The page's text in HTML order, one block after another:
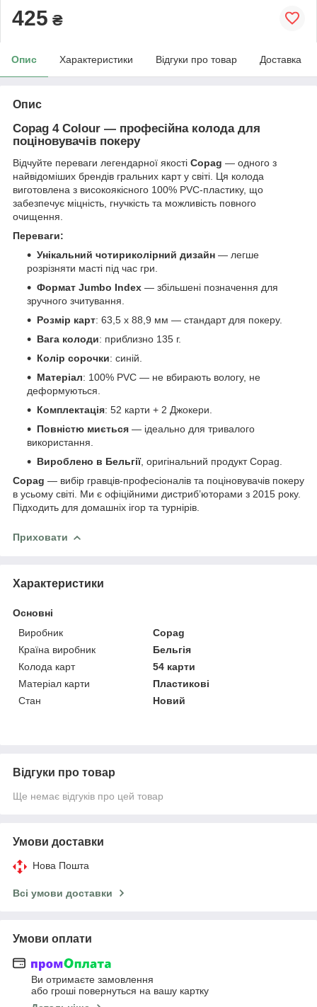
425 ₴
Опис Характеристики Відгуки про товар Доставка
Опис
Copag 4 Colour — професійна колода для
поціновувачів покеру
Відчуйте переваги легендарної якості Copag — одного з
найвідоміших брендів гральних карт у світі. Ця колода
виготовлена з високоякісного 100% PVC-пластику, що
забезпечує міцність, гнучкість та можливість повного
очищення.
Переваги:
Унікальний чотириколірний дизайн — легше
розрізняти масті під час гри.
Формат Jumbo Index — збільшені позначення для
зручного зчитування.
Розмір карт: 63,5 x 88,9 мм — стандарт для покеру.
Вага колоди: приблизно 135 г.
Колір сорочки: синій.
Матеріал: 100% PVC — не вбирають вологу, не
деформуються.
Комплектація: 52 карти + 2 Джокери.
Повністю миється — ідеально для тривалого
використання.
Вироблено в Бельгії, оригінальний продукт Copag.
Copag — вибір гравців-професіоналів та поціновувачів покеру
в усьому світі. Ми є офіційними дистриб’юторами з 2015 року.
Підходить для домашніх ігор та турнірів.
Приховати
Характеристики
Основні
Виробник
Copag
Країна виробник
Бельгія
Колода карт
54 карти
Матеріал карти
Пластикові
Стан
Новий
Відгуки про товар
Ще немає відгуків про цей товар
Умови доставки
Нова Пошта
Всі умови доставки
Умови оплати
Ви отримаєте замовлення
або гроші повернуться на вашу картку